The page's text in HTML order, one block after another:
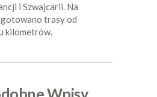
i Szwajcarii. Na
trasy od
kilometrów.
Wpisy